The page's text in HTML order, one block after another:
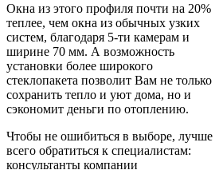
Окна из этого профиля почти на 20%
теплее, чем окна из обычных узких
систем, благодаря 5-ти камерам и
ширине 70 мм. А возможность
установки более широкого
стеклопакета позволит Вам не только
сохранить тепло и уют дома, но и
сэкономит деньги по отоплению.
Чтобы не ошибиться в выборе, лучше
всего обратиться к специалистам:
консультанты компании